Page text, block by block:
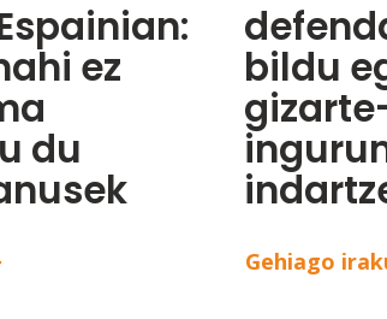
ez
du
bildu
Gehiago